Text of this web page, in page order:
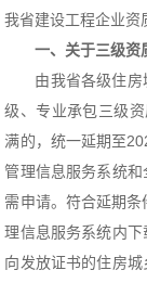
我省建设工程企业资
一、关于三级资
由我省各级住
级、专业承包三级
满的，统一延期至
管理信息服务系统
需申请。符合延期条
理信息服务系统内
向发放证书的住房